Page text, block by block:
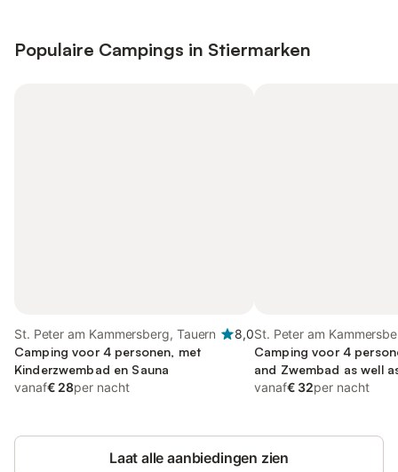
Populaire Campings in Stiermarken
St. Peter am Kammersberg, Tauern
8,0
Camping voor 4 personen, met
Kinderzwembad en Sauna
vanaf€ 28per nacht
St. Peter am
Camping voor 4
and Zwembad as well
vanaf€ 32per nacht
Laat alle aanbiedingen zien